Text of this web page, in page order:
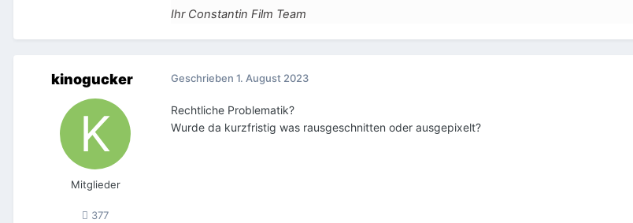
Ihr Constantin Film Team
kinogucker
Mitglieder
377
Geschrieben 1. August 2023
Rechtliche Problematik?
Wurde da kurzfristig was rausgeschnitten oder ausgepixelt?